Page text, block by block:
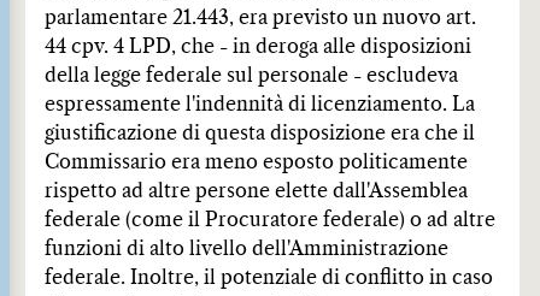
parlamentare 21.443, era previsto un nuovo art.
44 cpv. 4 LPD, che - in deroga alle disposizioni
della legge federale sul personale - escludeva
espressamente l'indennità di licenziamento. La
giustificazione di questa disposizione era che il
Commissario era meno esposto politicamente
rispetto ad altre persone elette dall'Assemblea
federale (come il Procuratore federale) o ad altre
funzioni di alto livello dell'Amministrazione
federale. Inoltre, il potenziale di conflitto in caso